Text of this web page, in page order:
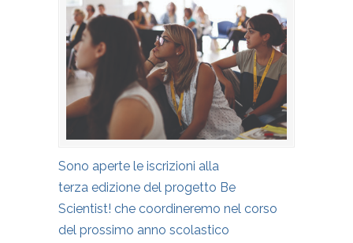
Sono aperte le iscrizioni alla
terza edizione del progetto Be
Scientist! che coordineremo nel corso
del prossimo anno scolastico